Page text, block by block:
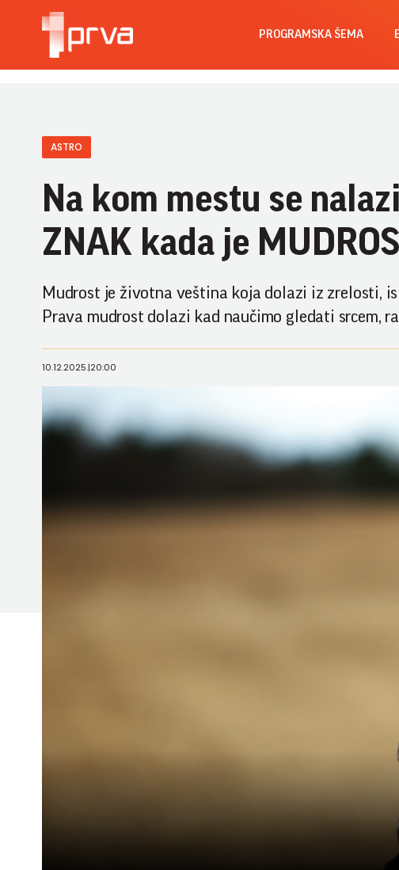
PROGRAMSKA ŠEMA
ASTRO
Na kom mestu se
ZNAK kada je
Mudrost je životna veština koja dolazi iz zrelosti,
Prava mudrost dolazi kad naučimo gledati srcem,
10.12.2025.|20:00